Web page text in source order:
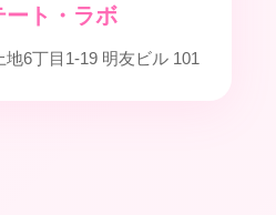
ート・ラボ
6丁目1-19 明友ビル 101